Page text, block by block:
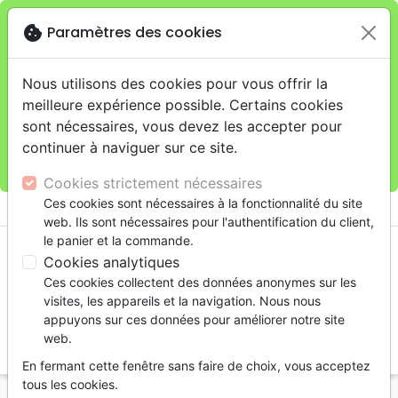
Je veux retirer ma commande au 11 rue de Rive,
Genèveclose
warningCette boutique en ligne est limitée au retrait en
magasin.
Pour les livraisons à domicile, veuillez passer vos
commandes sur la boutique La Maison de la Bible
shopping_cart
cookie Paramètres des cookies
Nous utilisons des cookies pour vous offrir la
meilleure expérience possible. Certains cookies
sont nécessaires, vous devez les accepter pour
continuer à naviguer sur ce site.
Cookies strictement nécessaires
Ces cookies sont nécessaires à la fonctionnalité du site
web. Ils sont nécessaires pour l'authentification du client,
le panier et la commande.
Cookies analytiques
Ces cookies collectent des données anonymes sur les
visites, les appareils et la navigation. Nous nous
appuyons sur ces données pour améliorer notre site
web.
En fermant cette fenêtre sans faire de choix, vous acceptez
tous les cookies.